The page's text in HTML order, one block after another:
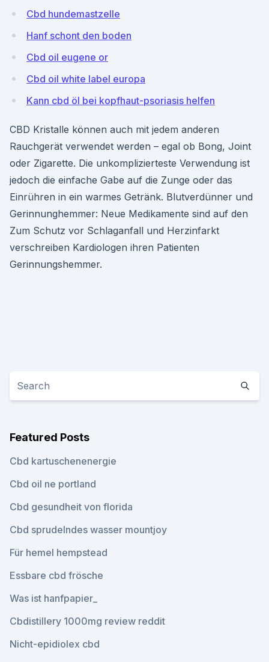
Cbd hundemastzelle
Hanf schont den boden
Cbd oil eugene or
Cbd oil white label europa
Kann cbd öl bei kopfhaut-psoriasis helfen
CBD Kristalle können auch mit jedem anderen
Rauchgerät verwendet werden – egal ob Bong, Joint
oder Zigarette. Die unkomplizierteste Verwendung ist
jedoch die einfache Gabe auf die Zunge oder das
Einrühren in ein warmes Getränk. Blutverdünner und
Gerinnunghemmer: Neue Medikamente sind auf den
Zum Schutz vor Schlaganfall und Herzinfarkt
verschreiben Kardiologen ihren Patienten
Gerinnungshemmer.
Featured Posts
Cbd kartuschenenergie
Cbd oil ne portland
Cbd gesundheit von florida
Cbd sprudelndes wasser mountjoy
Für hemel hempstead
Essbare cbd frösche
Was ist hanfpapier_
Cbdistillery 1000mg review reddit
Nicht-epidiolex cbd